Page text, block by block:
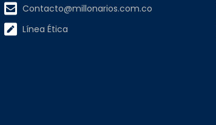
Contacto@millonarios.com.co
Línea Ética